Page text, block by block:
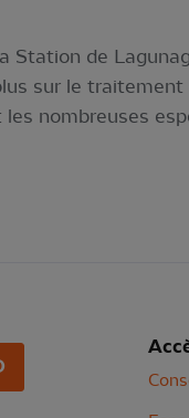
Station de
sur le
nombreuses